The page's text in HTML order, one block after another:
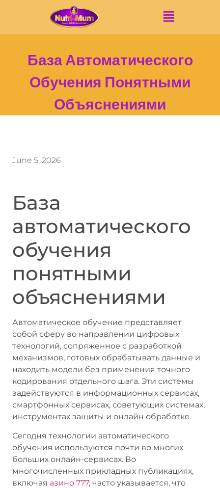
База Автоматического
Обучения Понятными
Объяснениями
June 5, 2026
База
автоматического
обучения
понятными
объяснениями
Автоматическое обучение представляет
собой сферу во направлении цифровых
технологий, сопряженное с разработкой
механизмов, готовых обрабатывать данные и
находить модели без применения точного
кодирования отдельного шага. Эти системы
задействуются в информационных сервисах,
смартфонных сервисах, советующих системах,
инструментах защиты и онлайн обработке.
Сегодня технологии автоматического
обучения используются почти во многих
больших онлайн-сервисах. Во
многочисленных прикладных публикациях,
включая азино 777, часто указывается, что